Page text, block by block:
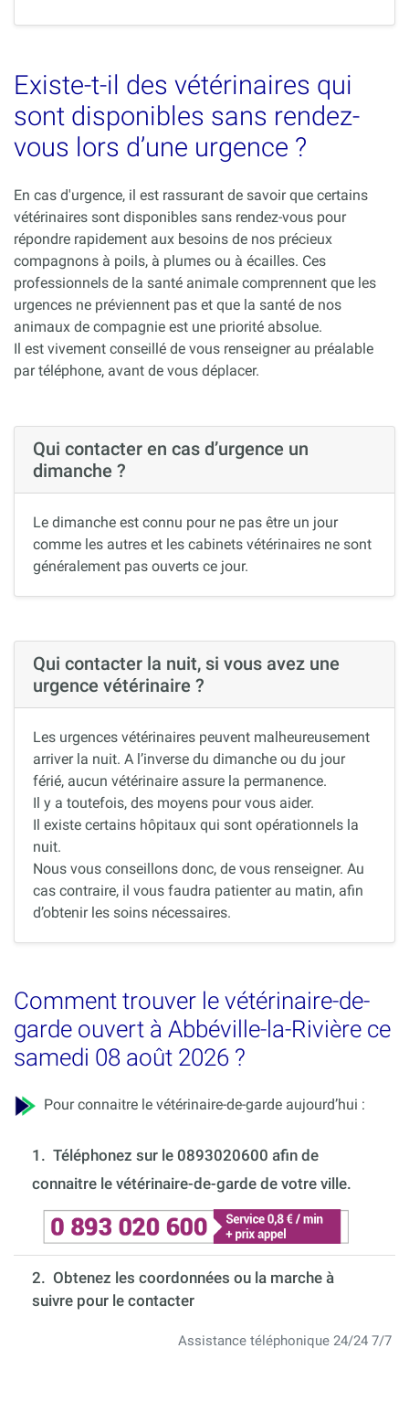
Existe-t-il des vétérinaires qui
sont disponibles sans rendez-
vous lors d’une urgence ?
En cas d'urgence, il est rassurant de savoir que certains
vétérinaires sont disponibles sans rendez-vous pour
répondre rapidement aux besoins de nos précieux
compagnons à poils, à plumes ou à écailles. Ces
professionnels de la santé animale comprennent que les
urgences ne préviennent pas et que la santé de nos
animaux de compagnie est une priorité absolue.
Il est vivement conseillé de vous renseigner au préalable
par téléphone, avant de vous déplacer.
Qui contacter en cas d’urgence un
dimanche ?
Le dimanche est connu pour ne pas être un jour
comme les autres et les cabinets vétérinaires ne sont
généralement pas ouverts ce jour.
Qui contacter la nuit, si vous avez une
urgence vétérinaire ?
Les urgences vétérinaires peuvent malheureusement
arriver la nuit. A l’inverse du dimanche ou du jour
férié, aucun vétérinaire assure la permanence.
Il y a toutefois, des moyens pour vous aider.
Il existe certains hôpitaux qui sont opérationnels la
nuit.
Nous vous conseillons donc, de vous renseigner. Au
cas contraire, il vous faudra patienter au matin, afin
d’obtenir les soins nécessaires.
Comment trouver le vétérinaire-de-
garde ouvert à Abbéville-la-Rivière ce
samedi 08 août 2026 ?
Pour connaitre le vétérinaire-de-garde aujourd’hui :
1. Téléphonez sur le 0893020600 afin de
connaitre le vétérinaire-de-garde de votre ville.
2. Obtenez les coordonnées ou la marche à
suivre pour le contacter
Assistance téléphonique 24/24 7/7